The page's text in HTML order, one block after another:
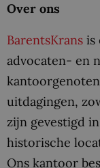
Over ons
BarentsKrans is
advocaten- en
uitdagingen,
zijn gevestigd
historische
Ons kantoor